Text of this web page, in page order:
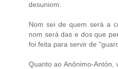
desuniom.
Nom sei de quem será a
nom será das e dos que
foi feita para servir de
Quanto ao Anônimo-Antón,